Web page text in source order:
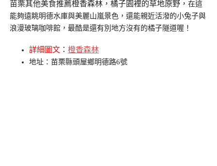
苗栗其他美食推薦橙香森林， 橘子園裡的草地原野， 在這
能夠遠眺明德水庫與美麗山嵐景色， 還能親近活潑的小兔子與
浪漫玻璃咖啡館， 最酷是還有別地方沒有的橘子隧道喔！
詳細圖文 ： 橙香森林
地址：苗栗縣頭屋鄉明德路6號